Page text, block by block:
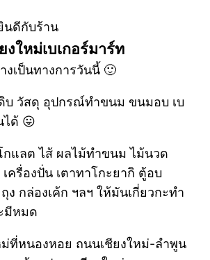
นดีกับร้าน
งใหม่เบเกอร์มาร์ท
งเป็นทางการวันนี้ 🙂
บ วัสดุ อุปกรณ์ทำขนม ขนมอบ เบ
ได้ 😛
แลต ไส้ ผลไม้ทำขนม ไม้นวด
ครื่องปั่น เตาทาโกะยากิ ตู้อบ
กล่องเค้ก ฯลฯ ให้มันเกี่ยวกะทำ
มีหมด
ที่หนองหอย ถนนเชียงใหม่-ลำพูน